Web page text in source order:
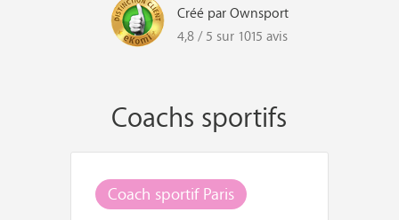
Créé par Ownsport
4,8 / 5 sur 1015 avis
Coachs sportifs
Coach sportif Paris